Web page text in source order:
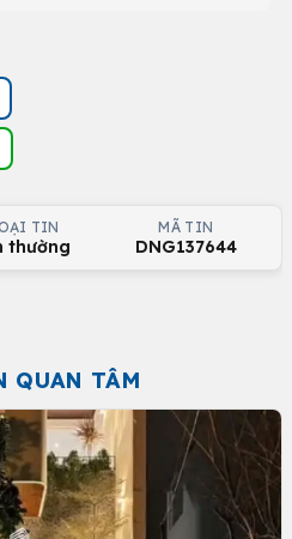
TIN
thường
MÃ TIN
DNG137644
QUAN TÂM